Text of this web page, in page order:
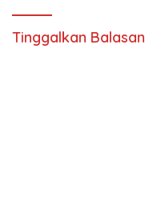
Tinggalkan Balasan